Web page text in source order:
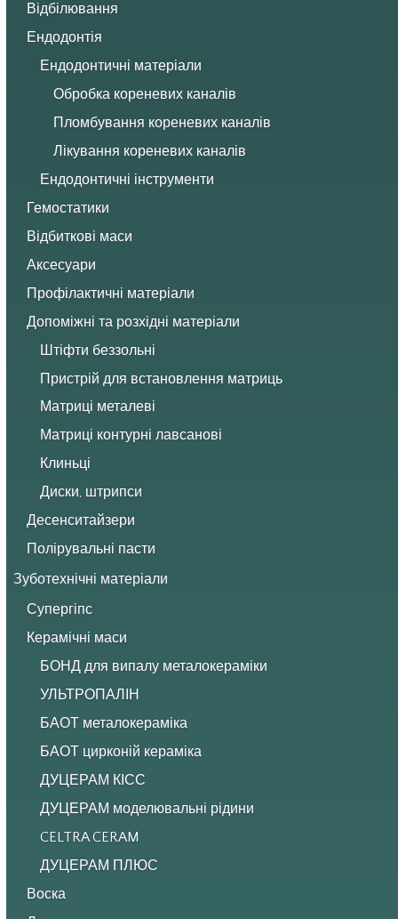
Відбілювання
Ендодонтія
Ендодонтичні матеріали
Обробка кореневих каналів
Пломбування кореневих каналів
Лікування кореневих каналів
Ендодонтичні інструменти
Гемостатики
Відбиткові маси
Аксесуари
Профілактичні матеріали
Допоміжні та розхідні матеріали
Штіфти беззольні
Пристрій для встановлення матриць
Матриці металеві
Матриці контурні лавсанові
Клиньці
Диски, штрипси
Десенситайзери
Полірувальні пасти
Зуботехнічні матеріали
Супергіпс
Керамічні маси
БОНД для випалу металокераміки
УЛЬТРОПАЛІН
БАОТ металокераміка
БАОТ цирконій кераміка
ДУЦЕРАМ КІСС
ДУЦЕРАМ моделювальні рідини
CELTRA CERAM
ДУЦЕРАМ ПЛЮС
Воска